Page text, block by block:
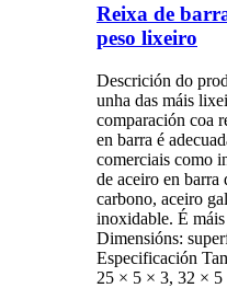
Reixa de
peso lixeiro
Descrición do
unha das máis
comparación coa
en barra é
comerciais como
de aceiro en barra
carbono, aceiro
inoxidable. É
Dimensións:
Especificación
25 × 5 × 3, 32 ×